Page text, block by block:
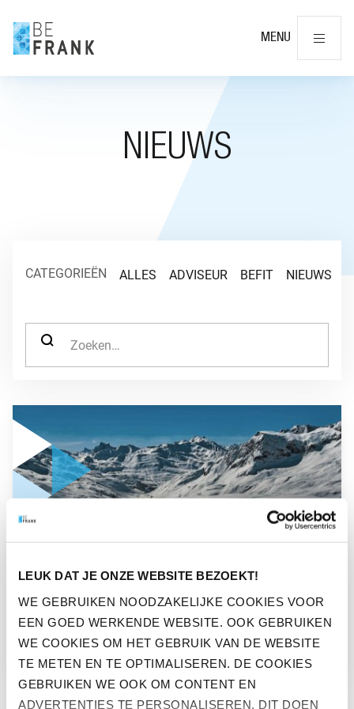
LEUK DAT JE ONZE WEBSITE BEZOEKT!
WE GEBRUIKEN NOODZAKELIJKE COOKIES VOOR
EEN GOED WERKENDE WEBSITE. OOK GEBRUIKEN
WE COOKIES OM HET GEBRUIK VAN DE WEBSITE
TE METEN EN TE OPTIMALISEREN. DE COOKIES
GEBRUIKEN WE OOK OM CONTENT EN
ADVERTENTIES TE PERSONALISEREN. DIT DOEN
MENU
NIEUWS
CATEGORIEËN ALLES ADVISEUR BEFIT NIEUWS
ZOEK NAAR:
SAFETY FIRST:
WINTERSPORT CHECKLIST